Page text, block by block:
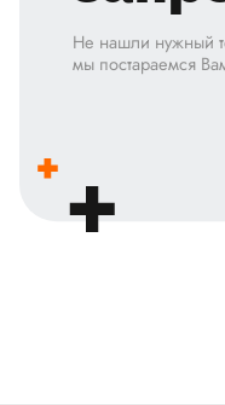
Не нашли нужный
мы постараемся